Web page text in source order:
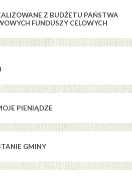
Z BUDŻETU PAŃSTWA
FUNDUSZY CELOWYCH
PIENIĄDZE
GMINY